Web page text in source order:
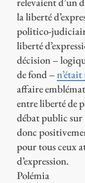
la liberté
politico-
liberté
décision –
de fond –n’était
affaire
entre liberté de
débat public
donc
pour tous ceux
d’expression.
Polémia